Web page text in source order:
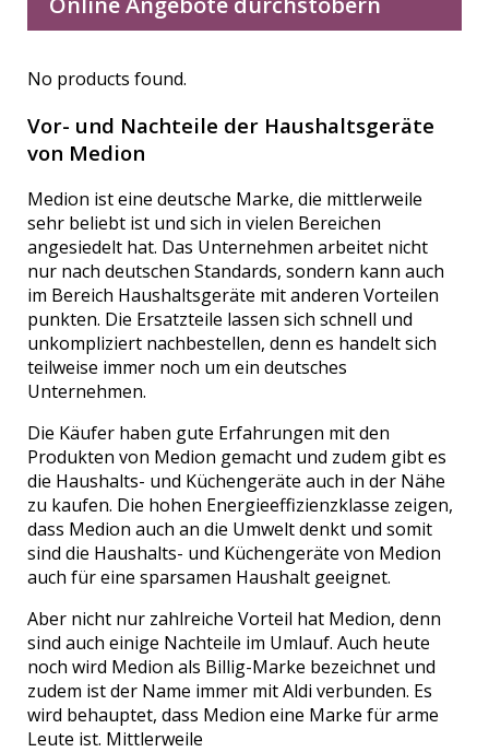
No products found.
Vor- und Nachteile der Haushaltsgeräte
von Medion
Medion ist eine deutsche Marke, die mittlerweile
sehr beliebt ist und sich in vielen Bereichen
angesiedelt hat. Das Unternehmen arbeitet nicht
nur nach deutschen Standards, sondern kann auch
im Bereich Haushaltsgeräte mit anderen Vorteilen
punkten. Die Ersatzteile lassen sich schnell und
unkompliziert nachbestellen, denn es handelt sich
teilweise immer noch um ein deutsches
Unternehmen.
Die Käufer haben gute Erfahrungen mit den
Produkten von Medion gemacht und zudem gibt es
die Haushalts- und Küchengeräte auch in der Nähe
zu kaufen. Die hohen Energieeffizienzklasse zeigen,
dass Medion auch an die Umwelt denkt und somit
sind die Haushalts- und Küchengeräte von Medion
auch für eine sparsamen Haushalt geeignet.
Aber nicht nur zahlreiche Vorteil hat Medion, denn
sind auch einige Nachteile im Umlauf. Auch heute
noch wird Medion als Billig-Marke bezeichnet und
zudem ist der Name immer mit Aldi verbunden. Es
wird behauptet, dass Medion eine Marke für arme
Leute ist. Mittlerweile